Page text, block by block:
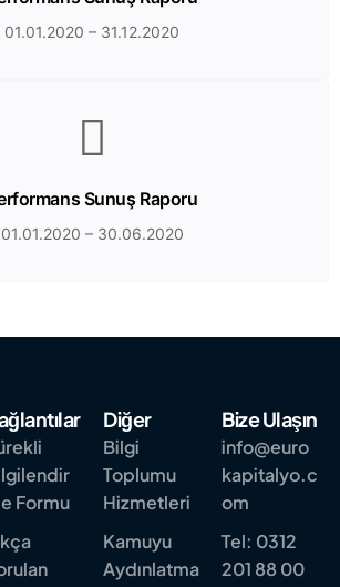
01.01.2020 – 31.12.2020
Sunuş Raporu
01.01.2020 – 30.06.2020
Formu
Diğer
Bilgi
Toplumu
Hizmetleri
Kamuyu
Aydınlatma
Bize Ulaşın
info@euro
kapitalyo.c
om
Tel: 0312
201 88 00